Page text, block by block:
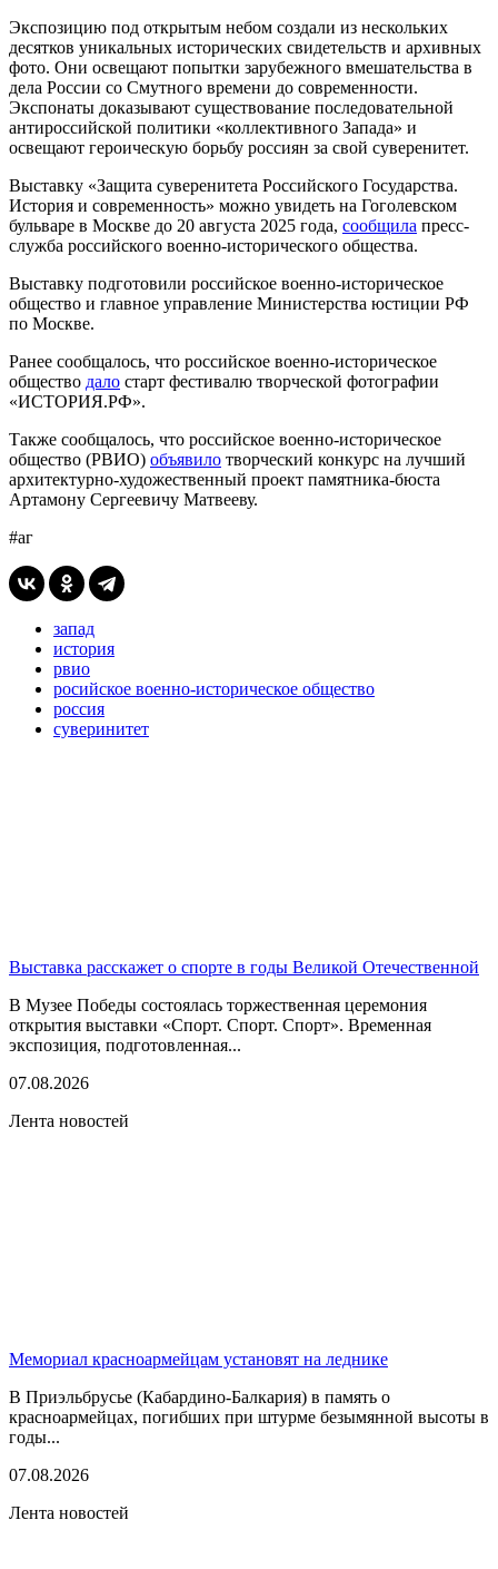
Экспозицию под открытым небом создали из нескольких
десятков уникальных исторических свидетельств и архивных
фото. Они освещают попытки зарубежного вмешательства в
дела России со Смутного времени до современности.
Экспонаты доказывают существование последовательной
антироссийской политики «коллективного Запада» и
освещают героическую борьбу россиян за свой суверенитет.
Выставку «Защита суверенитета Российского Государства.
История и современность» можно увидеть на Гоголевском
бульваре в Москве до 20 августа 2025 года, сообщила пресс-
служба российского военно-исторического общества.
Выставку подготовили российское военно-историческое
общество и главное управление Министерства юстиции РФ
по Москве.
Ранее сообщалось, что российское военно-историческое
общество дало старт фестивалю творческой фотографии
«ИСТОРИЯ.РФ».
Также сообщалось, что российское военно-историческое
общество (РВИО) объявило творческий конкурс на лучший
архитектурно-художественный проект памятника-бюста
Артамону Сергеевичу Матвееву.
#аг
запад
история
рвио
росийское военно-историческое общество
россия
суверинитет
Выставка расскажет о спорте в годы Великой Отечественной
В Музее Победы состоялась торжественная церемония
открытия выставки «Спорт. Спорт. Спорт». Временная
экспозиция, подготовленная...
07.08.2026
Лента новостей
Мемориал красноармейцам установят на леднике
В Приэльбрусье (Кабардино-Балкария) в память о
красноармейцах, погибших при штурме безымянной высоты в
годы...
07.08.2026
Лента новостей